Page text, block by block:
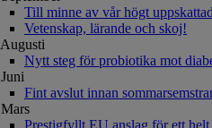
Till minne av vår högt
Vetenskap, lärande och skoj!
Augusti
Nytt steg för probiotika mot
Juni
Fint avslut innan
Mars
Prestigfyllt EU anslag för ett